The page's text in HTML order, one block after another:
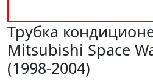
Трубка
Mitsubishi Space
(1998-2004)